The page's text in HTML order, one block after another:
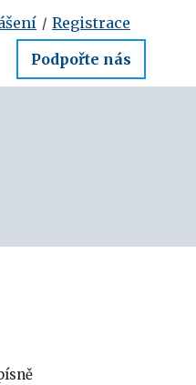
Podpořte nás
/ Registrace